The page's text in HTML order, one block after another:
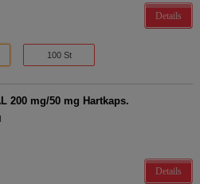
Details
100 St
200 mg/50 mg Hartkaps.
Details